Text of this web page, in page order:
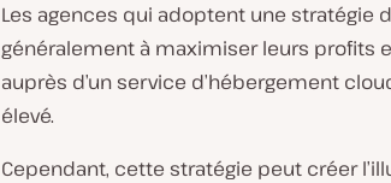
Les agences qui adoptent une stratégie
généralement à maximiser leurs profits
auprès d’un service d’hébergement
élevé.
Cependant, cette stratégie peut créer